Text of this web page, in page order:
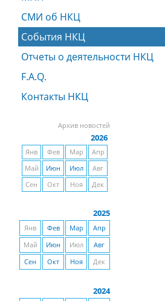
СМИ об НКЦ
События НКЦ
Отчеты о деятельности НКЦ
F.A.Q.
Контакты НКЦ
Архив новостей
2026
Янв Фев Мар
Апр
Май
Июн Июл
Авг
Сен
Окт Ноя Дек
2025
Янв Фев Мар
Апр
Май
Июн Июл
Авг
Сен
Окт Ноя Дек
2024